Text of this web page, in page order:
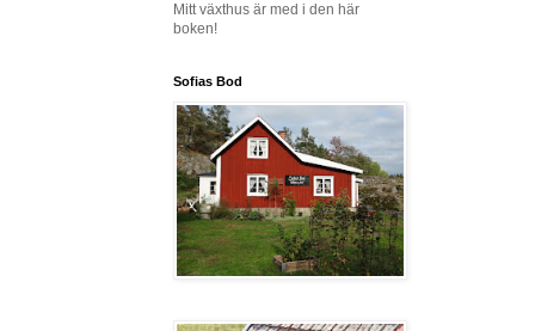
Mitt växthus är med i den här
boken!
Sofias Bod